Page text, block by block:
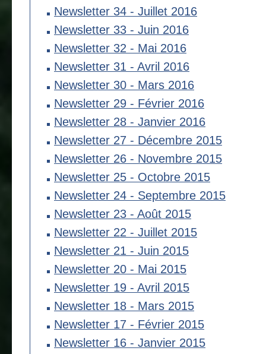
Newsletter 34 - Juillet 2016
Newsletter 33 - Juin 2016
Newsletter 32 - Mai 2016
Newsletter 31 - Avril 2016
Newsletter 30 - Mars 2016
Newsletter 29 - Février 2016
Newsletter 28 - Janvier 2016
Newsletter 27 - Décembre 2015
Newsletter 26 - Novembre 2015
Newsletter 25 - Octobre 2015
Newsletter 24 - Septembre 2015
Newsletter 23 - Août 2015
Newsletter 22 - Juillet 2015
Newsletter 21 - Juin 2015
Newsletter 20 - Mai 2015
Newsletter 19 - Avril 2015
Newsletter 18 - Mars 2015
Newsletter 17 - Février 2015
Newsletter 16 - Janvier 2015